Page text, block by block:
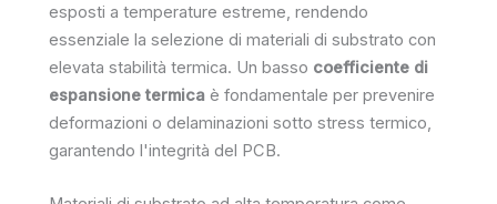
esposti a temperature estreme, rendendo
essenziale la selezione di materiali di substrato con
elevata stabilità termica. Un basso coefficiente di
espansione termica è fondamentale per prevenire
deformazioni o delaminazioni sotto stress termico,
garantendo l'integrità del PCB.